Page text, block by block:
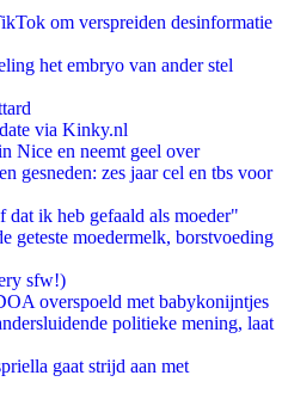
om verspreiden desinformatie
het embryo van ander stel
via Kinky.nl
Nice en neemt geel over
gesneden: zes jaar cel en tbs voor
ik heb gefaald als moeder"
geteste moedermelk, borstvoeding
sfw!)
overspoeld met babykonijntjes
politieke mening, laat
gaat strijd aan met